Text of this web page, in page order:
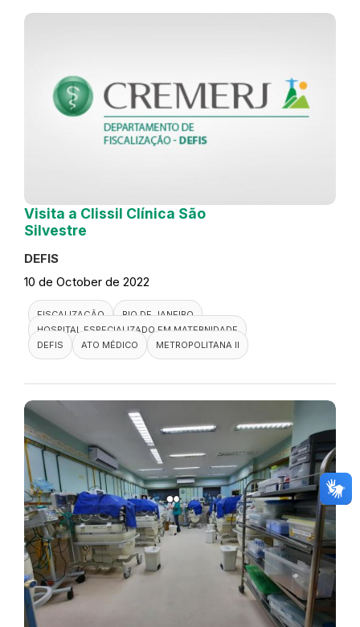
Visita a Clissil Clínica São
Silvestre
DEFIS
10 de October de 2022
FISCALIZAÇÃO
RIO DE JANEIRO
HOSPITAL ESPECIALIZADO EM MATERNIDADE
DEFIS
ATO MÉDICO METROPOLITANA II